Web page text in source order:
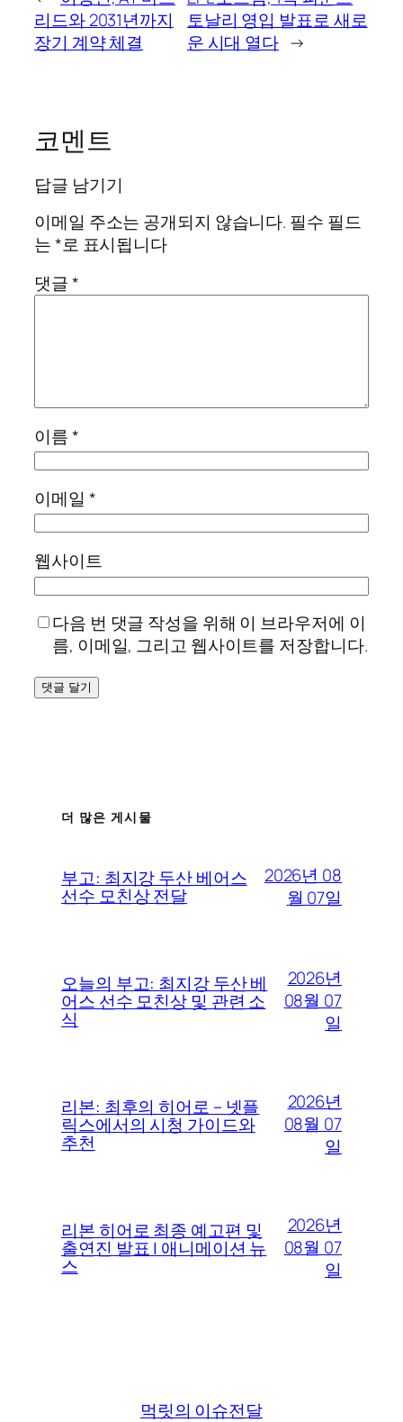
리드와 2031년까지
장기 계약 체결
토날리 영입 발표로 새로
운 시대 열다 →
코멘트
답글 남기기
이메일 주소는 공개되지 않습니다. 필수 필드
는*로 표시됩니다
댓글*
이름*
이메일 *
웹사이트
다음 번 댓글 작성을 위해 이 브라우저에 이
름, 이메일, 그리고 웹사이트를 저장합니다.
더 많은 게시물
부고: 최지강 두산 베어스
선수 모친상 전달
2026년 08
월 07일
오늘의 부고: 최지강 두산 베
어스 선수 모친상 및 관련 소
식
2026년
08월 07
일
리본: 최후의 히어로 – 넷플
릭스에서의 시청 가이드와
추천
2026년
08월 07
일
리본 히어로 최종 예고편 및
출연진 발표 | 애니메이션 뉴
스
2026년
08월 07
일
먹릿의 이슈전달